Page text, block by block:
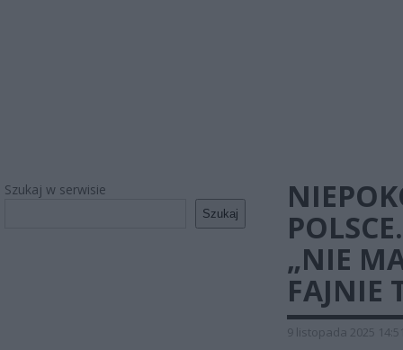
Szukaj w serwisie
Szukaj
„NIE
FAJNIE
9 listopada 2025